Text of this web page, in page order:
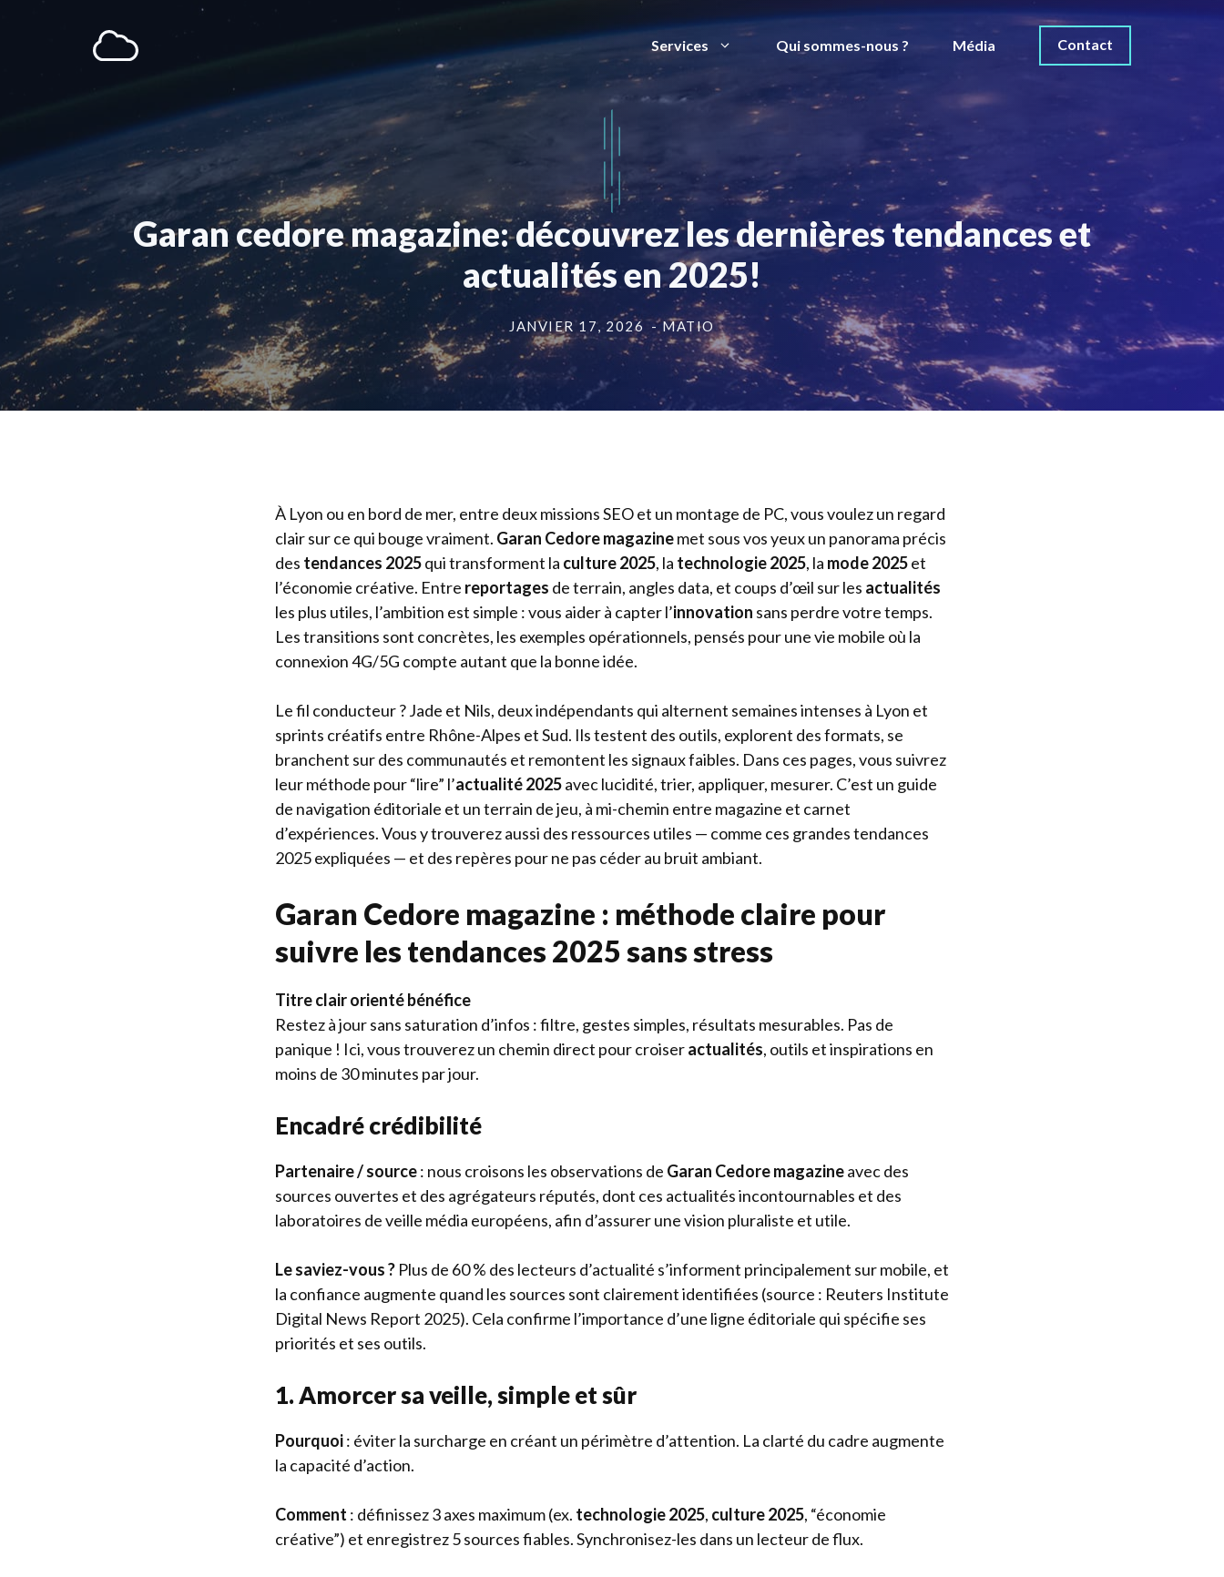
Services Qui sommes-nous ? Média Contact
Garan cedore magazine: découvrez les dernières tendances et
actualités en 2025!
JANVIER 17, 2026 - MATIO
À Lyon ou en bord de mer, entre deux missions SEO et un montage de PC, vous voulez un regard
clair sur ce qui bouge vraiment. Garan Cedore magazinemet sous vos yeux un panorama précis
des tendances 2025qui transforment la culture 2025, la technologie 2025, la mode 2025et
l’économie créative. Entre reportages de terrain, angles data, et coups d’œil sur les actualités
les plus utiles, l’ambition est simple : vous aider à capter l’innovation sans perdre votre temps.
Les transitions sont concrètes, les exemples opérationnels, pensés pour une vie mobile où la
connexion 4G/5G compte autant que la bonne idée.
Le fil conducteur ? Jade et Nils, deux indépendants qui alternent semaines intenses à Lyon et
sprints créatifs entre Rhône-Alpes et Sud. Ils testent des outils, explorent des formats, se
branchent sur des communautés et remontent les signaux faibles. Dans ces pages, vous suivrez
leur méthode pour “lire” l’actualité 2025avec lucidité, trier, appliquer, mesurer. C’est un guide
de navigation éditoriale et un terrain de jeu, à mi-chemin entre magazine et carnet
d’expériences. Vous y trouverez aussi des ressources utiles — comme ces grandes tendances
2025 expliquées — et des repères pour ne pas céder au bruit ambiant.
Garan Cedore magazine : méthode claire pour
suivre les tendances 2025 sans stress
Titre clair orienté bénéfice
Restez à jour sans saturation d’infos : filtre, gestes simples, résultats mesurables. Pas de
panique ! Ici, vous trouverez un chemin direct pour croiseractualités, outils et inspirations en
moins de 30 minutes par jour.
Encadré crédibilité
Partenaire / source: nous croisons les observations de Garan Cedore magazineavec des
sources ouvertes et des agrégateurs réputés, dont ces actualités incontournables et des
laboratoires de veille média européens, afin d’assurer une vision pluraliste et utile.
Le saviez-vous ? Plus de 60 % des lecteurs d’actualité s’informent principalement sur mobile, et
la confiance augmente quand les sources sont clairement identifiées (source : Reuters Institute
Digital News Report 2025). Cela confirme l’importance d’une ligne éditoriale qui spécifie ses
priorités et ses outils.
1. Amorcer sa veille, simple et sûr
Pourquoi: éviter la surcharge en créant un périmètre d’attention. La clarté du cadre augmente
la capacité d’action.
Comment : définissez 3 axes maximum (ex. technologie 2025, culture 2025, “économie
créative”) et enregistrez 5 sources fiables. Synchronisez-les dans un lecteur de flux.